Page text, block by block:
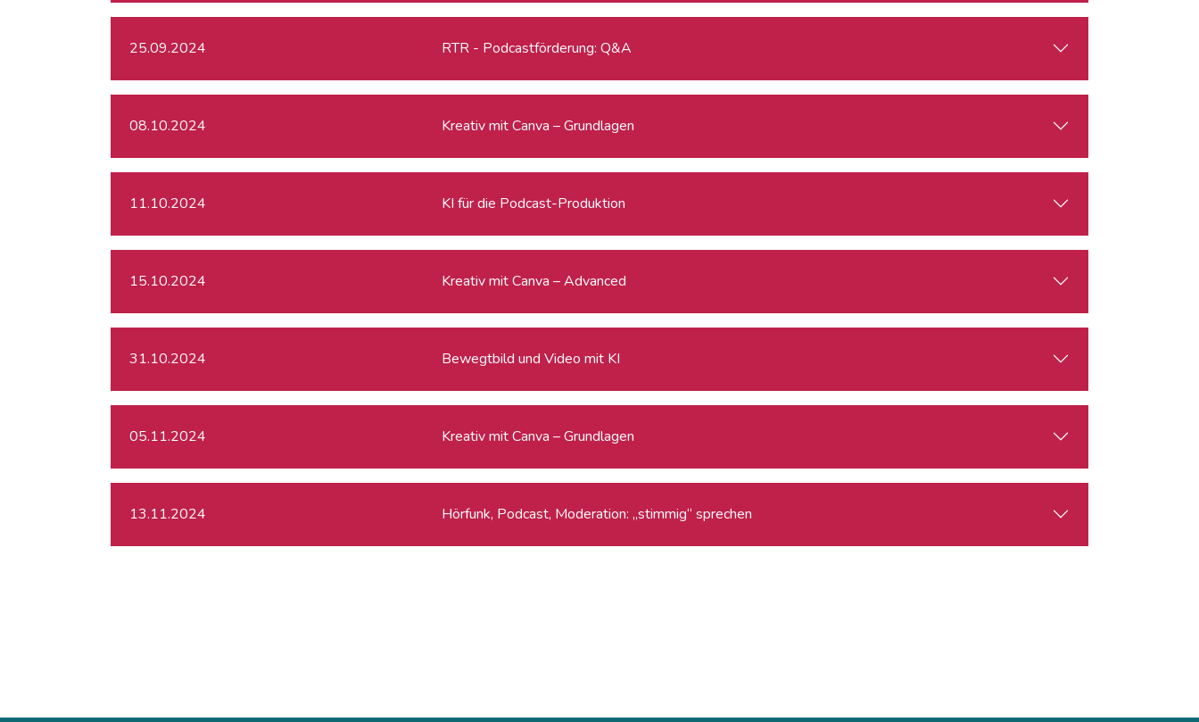
25.09.2024 RTR - Podcastförderung: Q&A
08.10.2024 Kreativ mit Canva – Grundlagen
11.10.2024 KI für die Podcast-Produktion
15.10.2024 Kreativ mit Canva – Advanced
31.10.2024 Bewegtbild und Video mit KI
05.11.2024 Kreativ mit Canva – Grundlagen
13.11.2024 Hörfunk, Podcast, Moderation: „stimmig“ sprechen